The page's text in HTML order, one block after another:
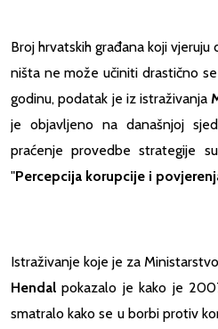
Broj hrvatskih građana koji
ništa ne može učiniti drastično
godinu, podatak je iz istraživanja
je objavljeno na današnjoj
praćenje provedbe strategije
"Percepcija korupcije i
Istraživanje koje je za
Hendal pokazalo je kako je
smatralo kako se u borbi protiv